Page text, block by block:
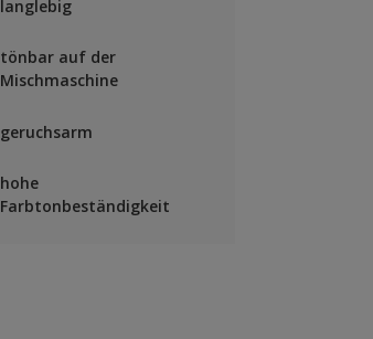
langlebig
tönbar auf der
Mischmaschine
geruchsarm
hohe
Farbtonbeständigkeit